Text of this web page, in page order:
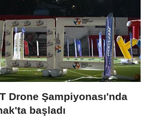
Drone Şampiyonası'nda
başladı